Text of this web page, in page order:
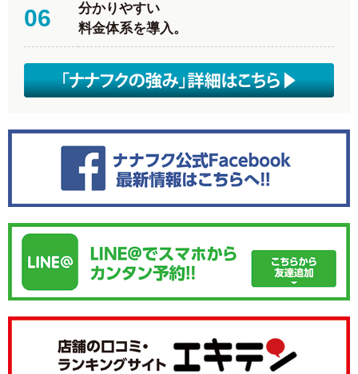
06
分かりやすい
料金体系を導入。